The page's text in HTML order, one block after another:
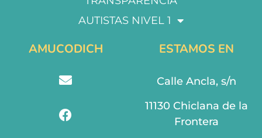
AUTISTAS NIVEL 1
AMUCODICH ESTAMOS EN
Calle Ancla, s/n
11130 Chiclana de la
Frontera